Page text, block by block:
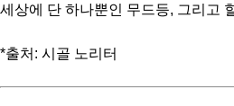
세상에 단 하나뿐인 무드등, 그리고
*출처: 시골 노리터